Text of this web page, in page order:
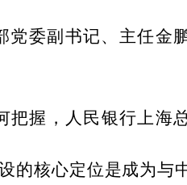
党委副书记、主任金
把握，人民银行上海
的核心定位是成为与